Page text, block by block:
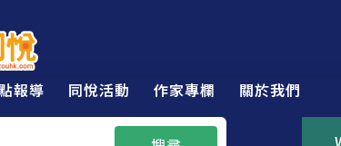
報導 同悅活動 作家專欄 關於我們